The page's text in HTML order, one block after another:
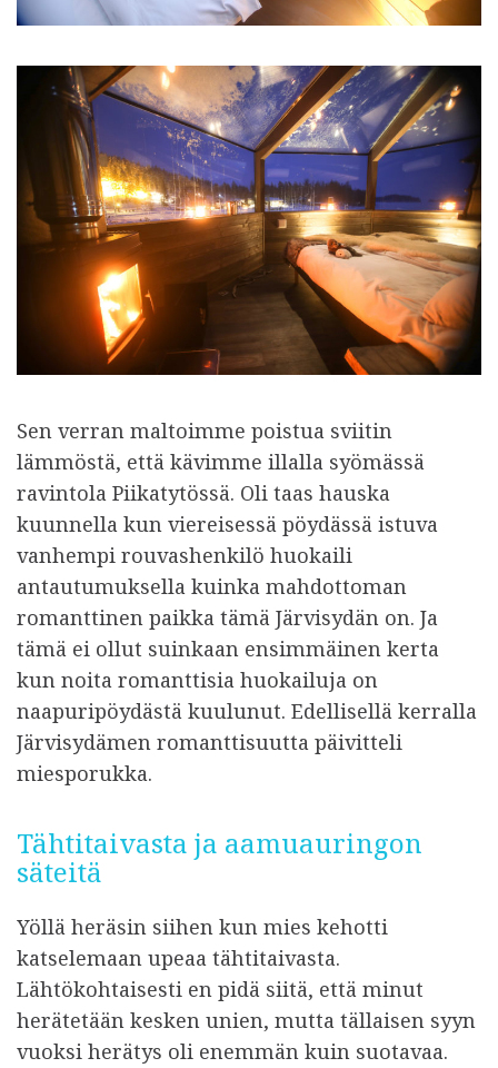
Sen verran maltoimme poistua sviitin
lämmöstä, että kävimme illalla syömässä
ravintola Piikatytössä. Oli taas hauska
kuunnella kun viereisessä pöydässä istuva
vanhempi rouvashenkilö huokaili
antautumuksella kuinka mahdottoman
romanttinen paikka tämä Järvisydän on. Ja
tämä ei ollut suinkaan ensimmäinen kerta
kun noita romanttisia huokailuja on
naapuripöydästä kuulunut. Edellisellä kerralla
Järvisydämen romanttisuutta päivitteli
miesporukka.
Tähtitaivasta ja aamuauringon
säteitä
Yöllä heräsin siihen kun mies kehotti
katselemaan upeaa tähtitaivasta.
Lähtökohtaisesti en pidä siitä, että minut
herätetään kesken unien, mutta tällaisen syyn
vuoksi herätys oli enemmän kuin suotavaa.